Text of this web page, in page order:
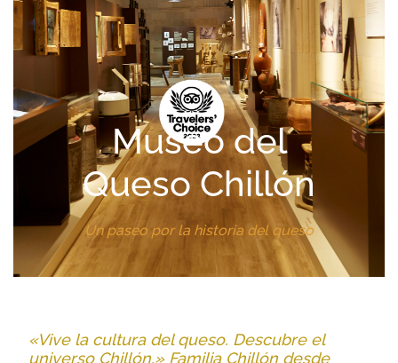
Museo del
Queso Chillón
Un paseo por la historia del queso
«Vive la cultura del queso. Descubre el
universo Chillón.» Familia Chillón desde